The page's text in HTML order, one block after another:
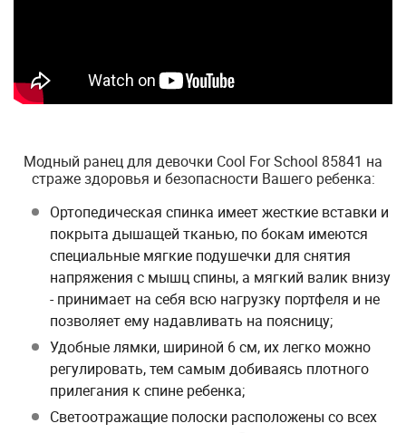
Модный ранец для девочки Cool For School 85841 на
страже здоровья и безопасности Вашего ребенка:
Ортопедическая спинка имеет жесткие вставки и
покрыта дышащей тканью, по бокам имеются
специальные мягкие подушечки для снятия
напряжения с мышц спины, а мягкий валик внизу
- принимает на себя всю нагрузку портфеля и не
позволяет ему надавливать на поясницу;
Удобные лямки, шириной 6 см, их легко можно
регулировать, тем самым добиваясь плотного
прилегания к спине ребенка;
Светоотражащие полоски расположены со всех